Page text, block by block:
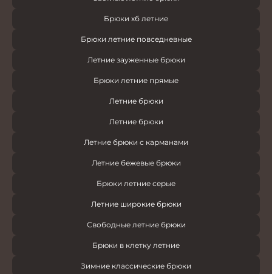
Брюки хб летние
Брюки летние повседневные
Летние зауженные брюки
Брюки летние прямые
Летние брюки
Летние брюки
Летние брюки с карманами
Летние бежевые брюки
Брюки летние серые
Летние широкие брюки
Свободные летние брюки
Брюки в клетку летние
Зимние классические брюки